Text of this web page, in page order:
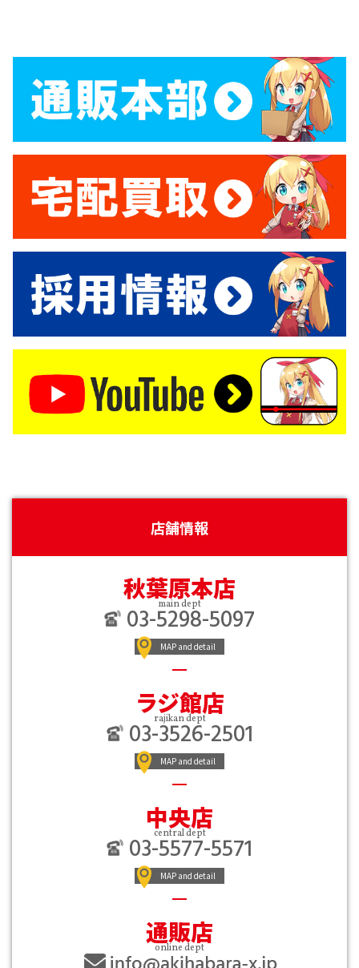
店舗情報
秋葉原本店
main dept
03-5298-5097
MAP and detail
ラジ館店
rajikan dept
03-3526-2501
MAP and detail
中央店
central dept
03-5577-5571
MAP and detail
通販店
online dept